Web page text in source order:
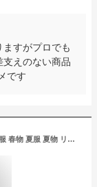
すがプロでも
えのない商品
です
レギンス レディース 大きいサイズ 春夏新作 春服 春物 夏服 夏物 リブレギンス パンツ ボトムス スリム タイト ロング丈 レギンス レディース 大きいサイズ 春夏新作 春服 春物 夏服 夏物